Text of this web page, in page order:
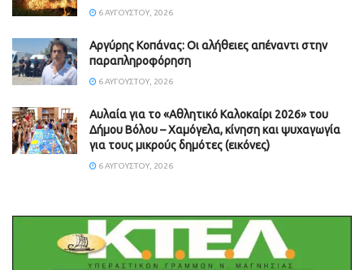
6 ΑΥΓΟΎΣΤΟΥ, 2026
Aργύρης Κοπάνας: Οι αλήθειες απέναντι στην
παραπληροφόρηση
6 ΑΥΓΟΎΣΤΟΥ, 2026
Αυλαία για το «Αθλητικό Καλοκαίρι 2026» του
Δήμου Βόλου – Χαμόγελα, κίνηση και ψυχαγωγία
για τους μικρούς δημότες (εικόνες)
6 ΑΥΓΟΎΣΤΟΥ, 2026